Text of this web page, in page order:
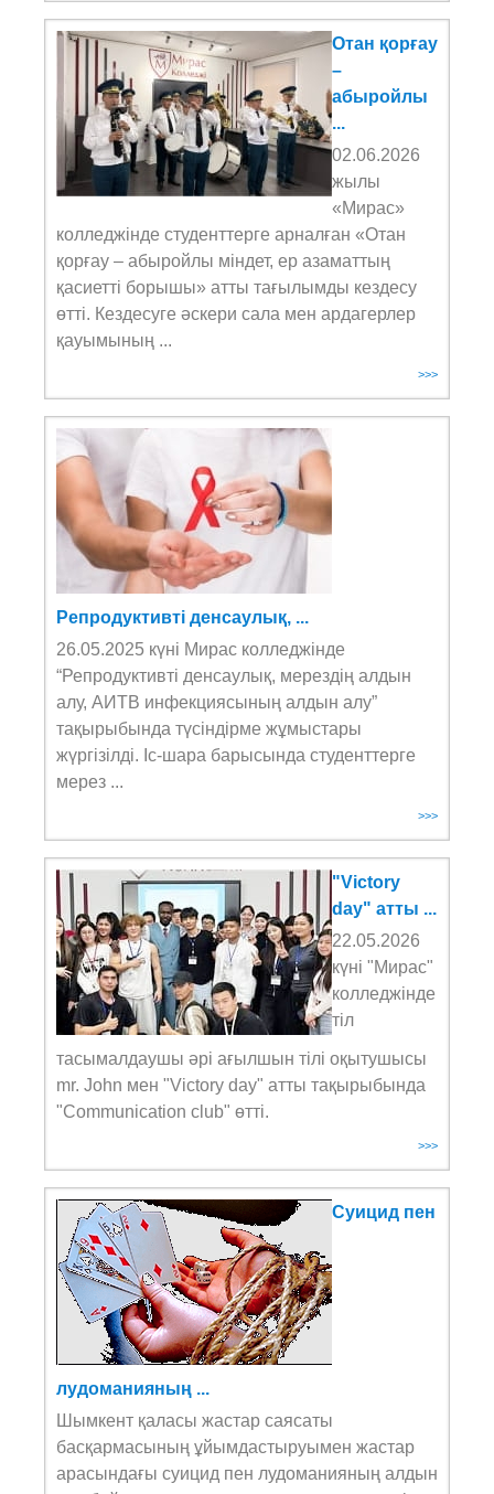
Отан қорғау
–
абыройлы
...
02.06.2026
жылы
«Мирас»
колледжінде студенттерге арналған «Отан
қорғау – абыройлы міндет, ер азаматтың
қасиетті борышы» атты тағылымды кездесу
өтті. Кездесуге әскери сала мен ардагерлер
қауымының ...
>>>
Репродуктивті денсаулық, ...
26.05.2025 күні Мирас колледжінде
“Репродуктивті денсаулық, мерездің алдын
алу, АИТВ инфекциясының алдын алу”
тақырыбында түсіндірме жұмыстары
жүргізілді. Іс-шара барысында студенттерге
мерез ...
>>>
"Victory
day" атты ...
22.05.2026
күні "Мирас"
колледжінде
тіл
тасымалдаушы әрі ағылшын тілі оқытушысы
mr. John мен "Victory day" атты тақырыбында
"Сommunication club" өтті.
>>>
Суицид пен
лудоманияның ...
Шымкент қаласы жастар саясаты
басқармасының ұйымдастыруымен жастар
арасындағы суицид пен лудоманияның алдын